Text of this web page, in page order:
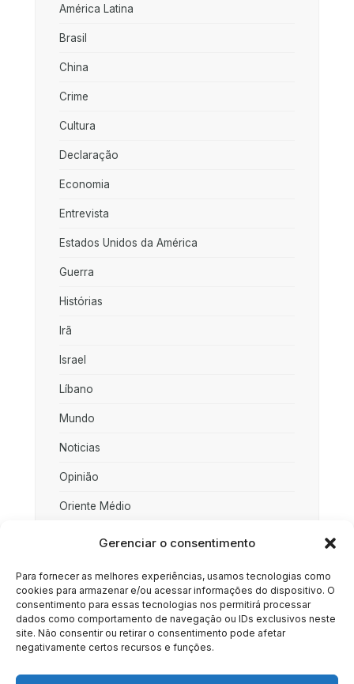
Gerenciar o consentimento
Para fornecer as melhores experiências, usamos tecnologias como
cookies para armazenar e/ou acessar informações do dispositivo. O
consentimento para essas tecnologias nos permitirá processar
dados como comportamento de navegação ou IDs exclusivos neste
site. Não consentir ou retirar o consentimento pode afetar
negativamente certos recursos e funções.
América Latina
Brasil
China
Crime
Cultura
Declaração
Economia
Entrevista
Estados Unidos da América
Guerra
Histórias
Irã
Israel
Líbano
Mundo
Noticias
Opinião
Oriente Médio
Rússia
Sociedade
Uncategorized